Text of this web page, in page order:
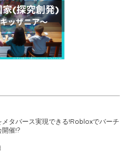
メタバース実現できる!Robloxでバーチ
開催!?